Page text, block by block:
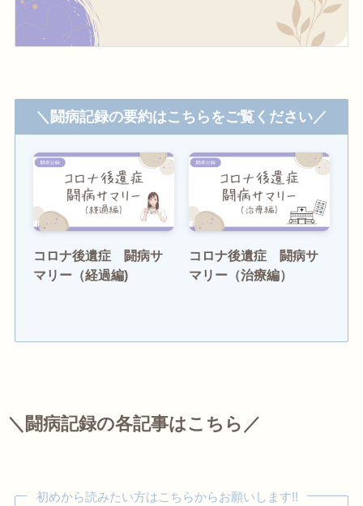
＼闘病記録の要約はこちらをご覧ください／
コロナ後遺症 闘病サ
マリー（経過編)
コロナ後遺症 闘病サ
マリー（治療編）
＼闘病記録の各記事はこちら／
初めから読みたい方はこちらからお願いします!!